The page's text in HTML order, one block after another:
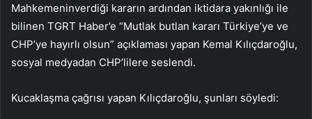
Mahkemeninverdiği kararın ardından iktidara yakınlığı ile
bilinen TGRT Haber’e “Mutlak butlan kararı Türkiye’ye ve
CHP’ye hayırlı olsun” açıklaması yapan Kemal Kılıçdaroğlu,
sosyal medyadan CHP’lilere seslendi.
Kucaklaşma çağrısı yapan Kılıçdaroğlu, şunları söyledi: